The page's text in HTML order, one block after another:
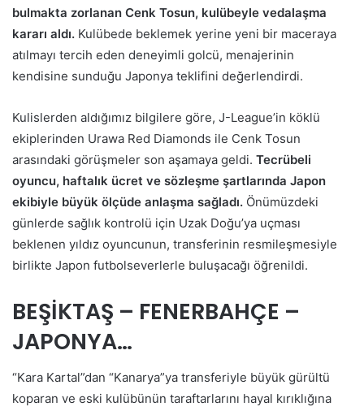
bulmakta zorlanan Cenk Tosun, kulübeyle vedalaşma
kararı aldı. Kulübede beklemek yerine yeni bir maceraya
atılmayı tercih eden deneyimli golcü, menajerinin
kendisine sunduğu Japonya teklifini değerlendirdi.
Kulislerden aldığımız bilgilere göre, J-League’in köklü
ekiplerinden Urawa Red Diamonds ile Cenk Tosun
arasındaki görüşmeler son aşamaya geldi. Tecrübeli
oyuncu, haftalık ücret ve sözleşme şartlarında Japon
ekibiyle büyük ölçüde anlaşma sağladı. Önümüzdeki
günlerde sağlık kontrolü için Uzak Doğu’ya uçması
beklenen yıldız oyuncunun, transferinin resmileşmesiyle
birlikte Japon futbolseverlerle buluşacağı öğrenildi.
BEŞİKTAŞ – FENERBAHÇE –
JAPONYA…
“Kara Kartal”dan “Kanarya”ya transferiyle büyük gürültü
koparan ve eski kulübünün taraftarlarını hayal kırıklığına